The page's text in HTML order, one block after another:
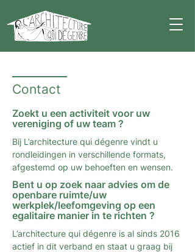
Contact
Zoekt u een activiteit voor uw
vereniging of uw team ?
Bij L’architecture qui dégenre vindt u
rondleidingen in verschillende formats,
afgestemd op uw behoeften en wensen.
Bent u op zoek naar advies om de
openbare ruimte/uw
werkplek/leefomgeving op een
egalitaire manier in te richten ?
L’architecture qui dégenre is al sinds 2016
actief in dit verband en staat u graag bij